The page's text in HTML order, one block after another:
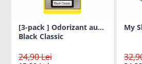
[3-pack ] Odorizant auto
Black Classic
24,90 Lei
My